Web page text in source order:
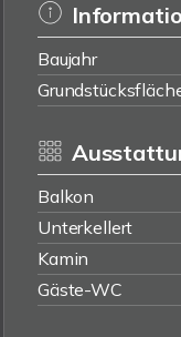
Baujahr
Balkon
Unterkellert
Kamin
Gäste-WC